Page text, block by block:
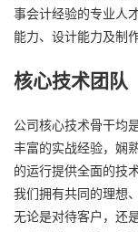
事会计经验的专业人
能力、设计能力及制
核心技术团队
公司核心技术骨干均
丰富的实战经验，娴
的运行提供全面的技
我们拥有共同的理想
无论是对待客户，还